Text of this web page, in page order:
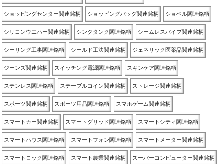
ショッピングセンター関連銘柄 ショッピングバッグ関連銘柄 ショベル関連銘柄
シリコンウエハー関連銘柄 シンクタンク関連銘柄 シームレスパイプ関連銘柄
シーリング工事関連銘柄 シールド工法関連銘柄 ジェネリック医薬品関連銘柄
ジーンズ関連銘柄 スイッチング電源関連銘柄 スキンケア関連銘柄
ステンレス関連銘柄 ステーブルコイン関連銘柄 ストレージ関連銘柄
スポーツ関連銘柄 スポーツ用品関連銘柄 スマホゲーム関連銘柄
スマートカー関連銘柄 スマートグリッド関連銘柄 スマートシティ関連銘柄
スマートハウス関連銘柄 スマートフォン関連銘柄 スマートメーター関連銘柄
スマートロック関連銘柄 スマート農業関連銘柄 スーパーコンピューター関連銘柄